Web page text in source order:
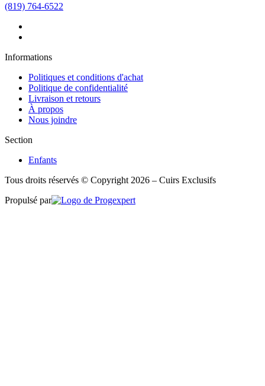
(819) 764-6522
Informations
Politiques et conditions d'achat
Politique de confidentialité
Livraison et retours
À propos
Nous joindre
Section
Enfants
Tous droits réservés © Copyright 2026 – Cuirs Exclusifs
Propulsé par